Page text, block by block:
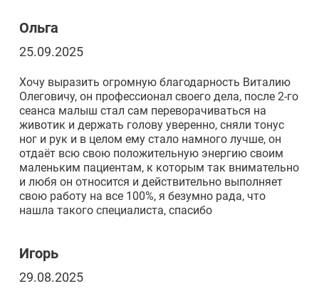
Ольга
25.09.2025
Хочу выразить огромную благодарность Виталию
Олеговичу, он профессионал своего дела, после 2-го
сеанса малыш стал сам переворачиваться на
животик и держать голову уверенно, сняли тонус
ног и рук и в целом ему стало намного лучше, он
отдаёт всю свою положительную энергию своим
маленьким пациентам, к которым так внимательно
и любя он относится и действительно выполняет
свою работу на все 100%, я безумно рада, что
нашла такого специалиста, спасибо
Игорь
29.08.2025